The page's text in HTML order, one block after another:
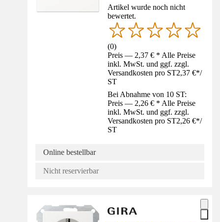
Artikel wurde noch nicht
bewertet.
(0)
Preis — 2,37 € * Alle Preise
inkl. MwSt. und ggf. zzgl.
Versandkosten pro ST2,37 €*/
ST
Bei Abnahme von 10 ST:
Preis — 2,26 € * Alle Preise
inkl. MwSt. und ggf. zzgl.
Versandkosten pro ST2,26 €*/
ST
Online bestellbar
Nicht reservierbar